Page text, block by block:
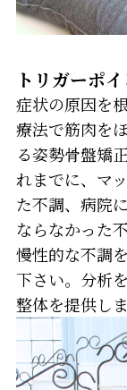
トリガーポ
症状の原因を
療法で筋肉を
る姿勢骨盤矯
れまでに、マ
た不調、病院
ならなかった
慢性的な不調
下さい。分析
整体を提供しま